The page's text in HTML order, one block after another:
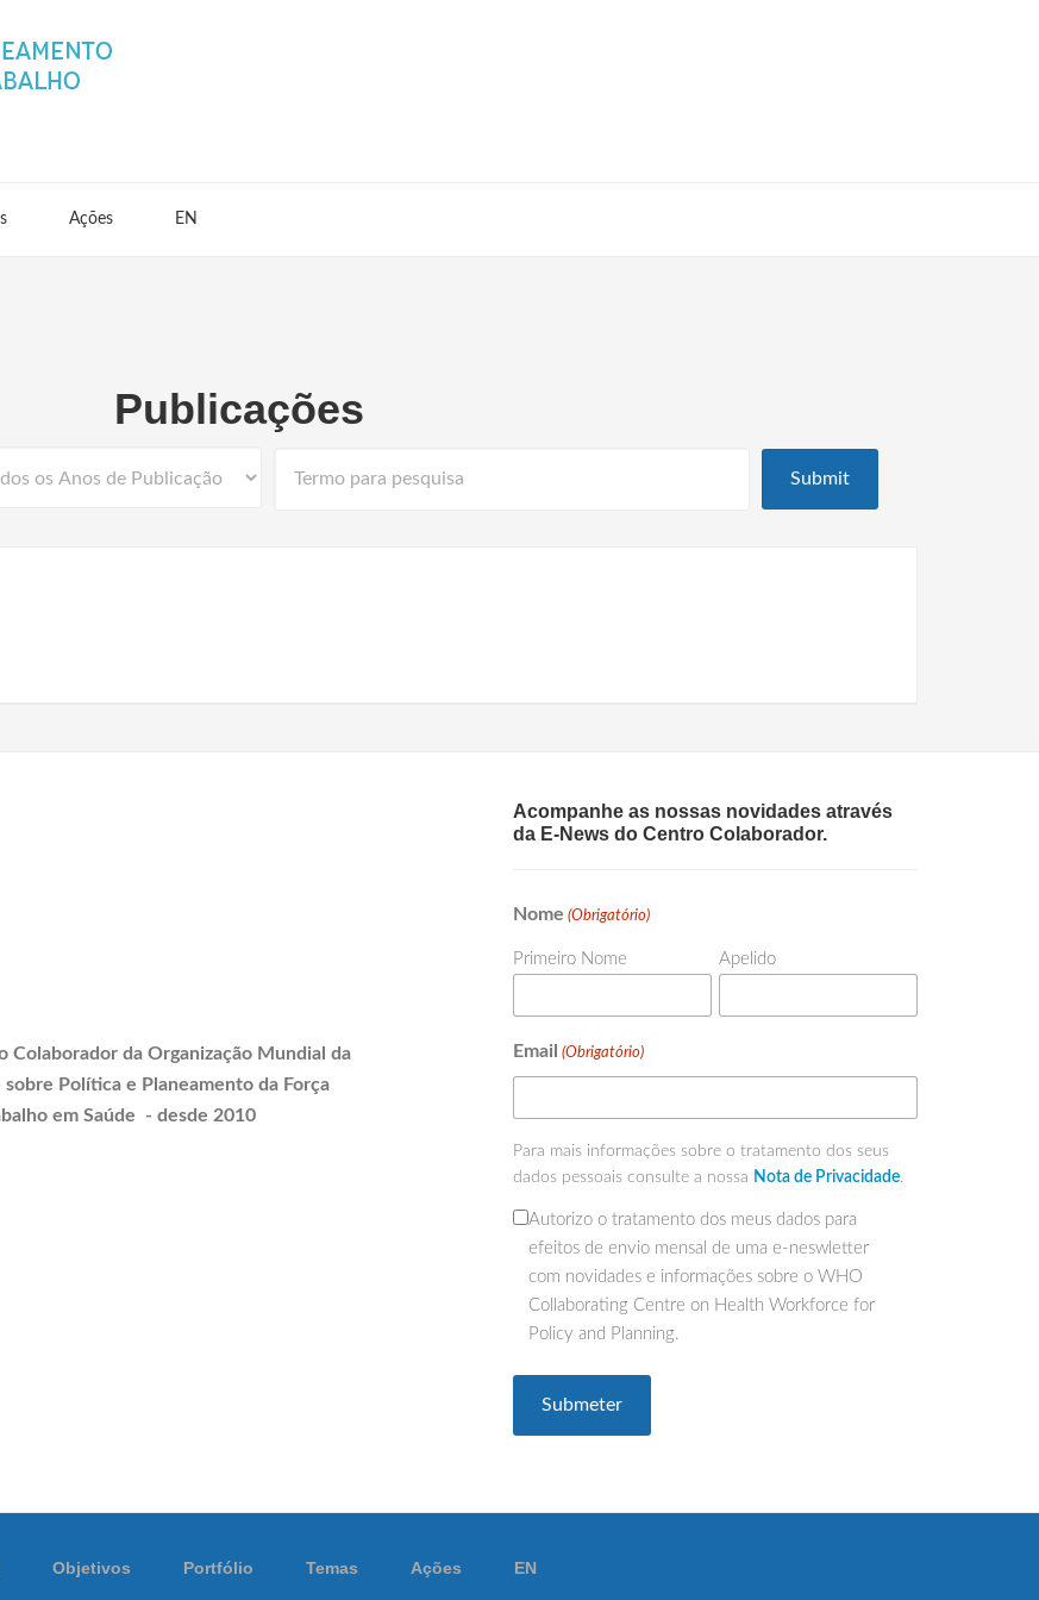
Ações EN
Publicações
Colaborador da Organização Mundial da
sobre Política e Planeamento da Força
em Saúde - desde 2010
Acompanhe as nossas novidades através
da E-News do Centro Colaborador.
Nome (Obrigatório)
Primeiro Nome Apelido
Email (Obrigatório)
Para mais informações sobre o tratamento dos seus
dados pessoais consulte a nossa Nota de Privacidade.
(Obrigatório)
Autorizo o tratamento dos meus dados para
efeitos de envio mensal de uma e-neswletter
com novidades e informações sobre o WHO
Collaborating Centre on Health Workforce for
Policy and Planning.
Objetivos Portfólio Temas Ações EN